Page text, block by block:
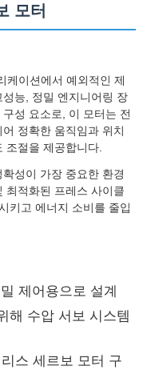
모터
케이션에서 예외적인 제
능, 정밀 엔지니어링 장
성 요소로, 이 모터는 전
정확한 움직임과 위치
조절을 제공합니다.
성이 가장 중요한 환경
최적화된 프레스 사이클
키고 에너지 소비를 줄입
제어용으로 설계
해 수압 서보 시스템
스 세르보 모터 구